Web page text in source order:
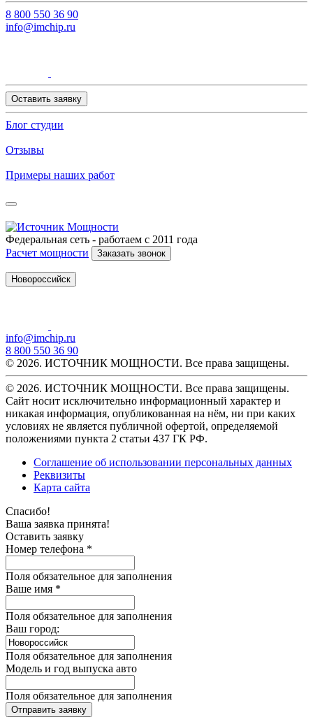
8 800 550 36 90
info@imchip.ru
Оставить заявку
Блог студии
Отзывы
Примеры наших работ
Федеральная сеть - работаем с 2011 года
Расчет мощности
Заказать звонок
Новороссийск
info@imchip.ru
8 800 550 36 90
© 2026. ИСТОЧНИК МОЩНОСТИ. Все права защищены.
© 2026. ИСТОЧНИК МОЩНОСТИ. Все права защищены.
Сайт носит исключительно информационный характер и
никакая информация, опубликованная на нём, ни при каких
условиях не является публичной офертой, определяемой
положениями пункта 2 статьи 437 ГК РФ.
Соглашение об использовании персональных данных
Реквизиты
Карта сайта
Спасибо!
Ваша заявка принята!
Оставить заявку
Номер телефона *
Поля обязательное для заполнения
Ваше имя *
Поля обязательное для заполнения
Ваш город:
Поля обязательное для заполнения
Модель и год выпуска авто
Поля обязательное для заполнения
Отправить заявку